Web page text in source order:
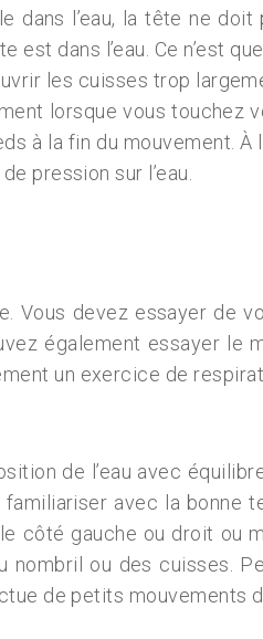
l’eau, la tête ne
dans l’eau. Ce n’est
les cuisses trop
lorsque vous touchez
à la fin du mouvement.
pression sur l’eau.
Vous devez essayer de
également essayer le
un exercice de
de l’eau avec
avec la bonne
côté gauche ou droit ou
ou des cuisses.
de petits mouvements